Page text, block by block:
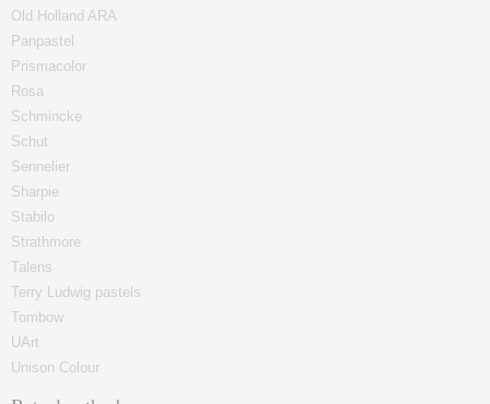
Old Holland ARA
Panpastel
Prismacolor
Rosa
Schmincke
Schut
Sennelier
Sharpie
Stabilo
Strathmore
Talens
Terry Ludwig pastels
Tombow
UArt
Unison Colour